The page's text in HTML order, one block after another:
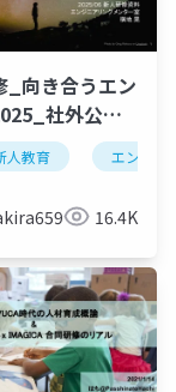
_向き合うエン
社外公開
人教育 エンジニ
16.4K